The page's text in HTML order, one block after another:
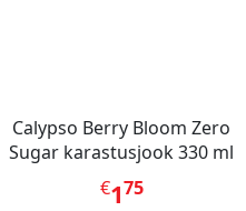
Calypso Berry Bloom Zero
Sugar karastusjook 330 ml
€175